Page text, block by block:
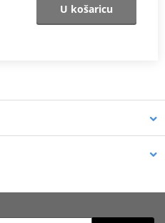
U košaricu
turbines, and helicopters
workshops)